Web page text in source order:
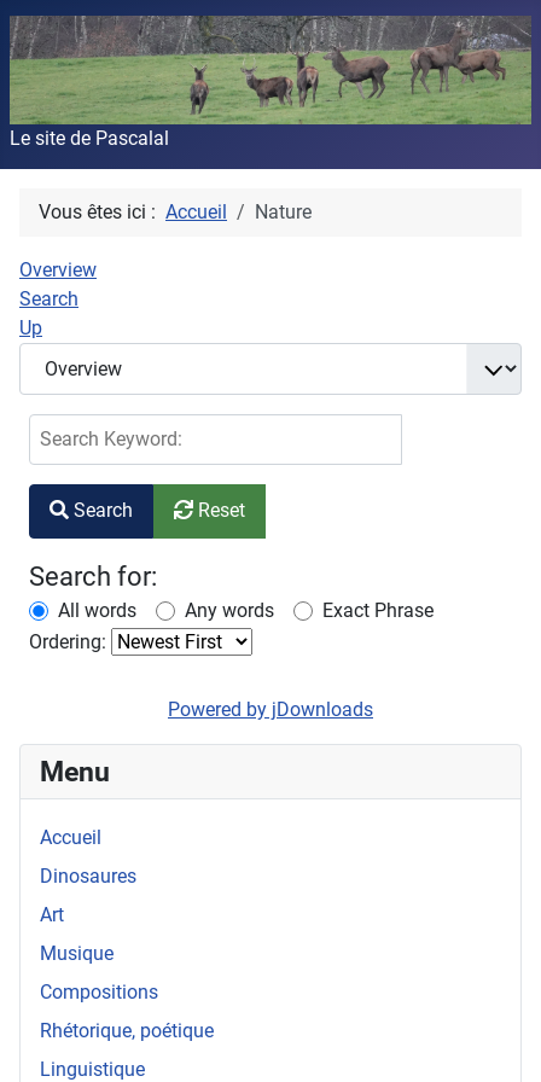
Le site de Pascalal
Vous êtes ici : Accueil Nature
Overview
Search
Up
Search Keyword:
Search Reset
Search for:
All words Any words
Exact Phrase
Ordering:
Powered by jDownloads
Menu
Accueil
Dinosaures
Art
Musique
Compositions
Rhétorique, poétique
Linguistique